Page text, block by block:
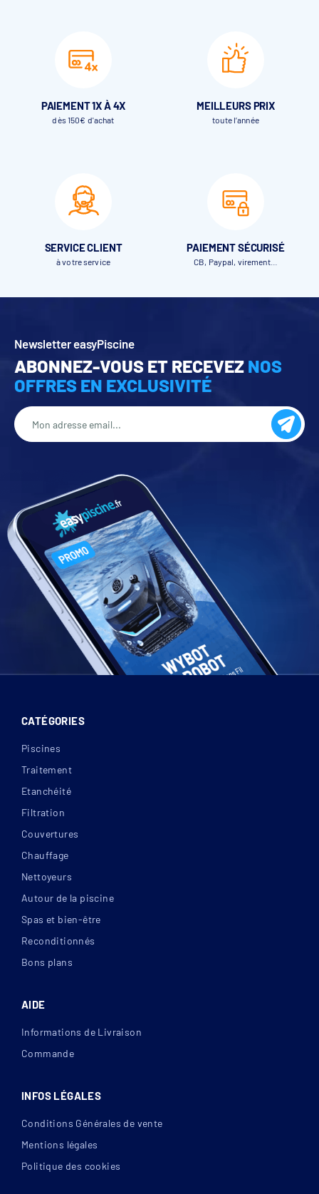
PAIEMENT 1X À 4X
dès 150€ d'achat
MEILLEURS PRIX
toute l’année
SERVICE CLIENT
à votre service
PAIEMENT SÉCURISÉ
CB, Paypal, virement…
Newsletter easyPiscine
ABONNEZ-VOUS ET RECEVEZ NOS
OFFRES EN EXCLUSIVITÉ
CATÉGORIES
Piscines
Traitement
Etanchéité
Filtration
Couvertures
Chauffage
Nettoyeurs
Autour de la piscine
Spas et bien-être
Reconditionnés
Bons plans
AIDE
Informations de Livraison
Commande
INFOS LÉGALES
Conditions Générales de vente
Mentions légales
Politique des cookies